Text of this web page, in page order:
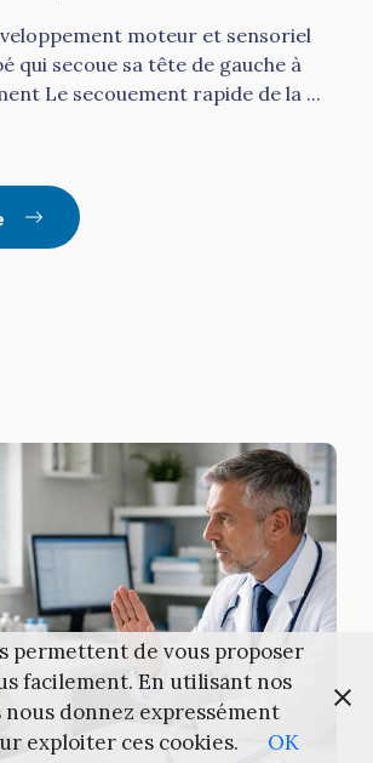
moteur et sensoriel
qui secoue sa tête de gauche à
Le secouement rapide de la ...
permettent de vous proposer
facilement. En utilisant nos
nous donnez expressément
exploiter ces cookies.
OK